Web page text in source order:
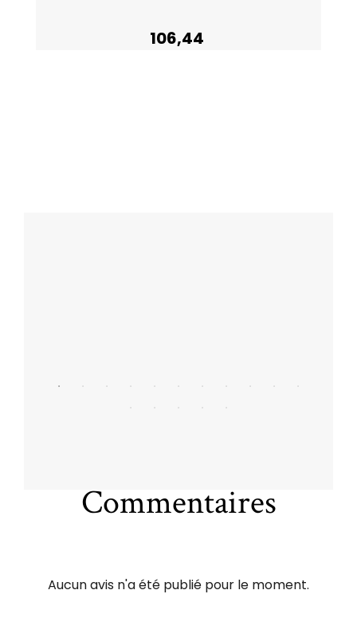
106,44
Commentaires
Aucun avis n'a été publié pour le moment.